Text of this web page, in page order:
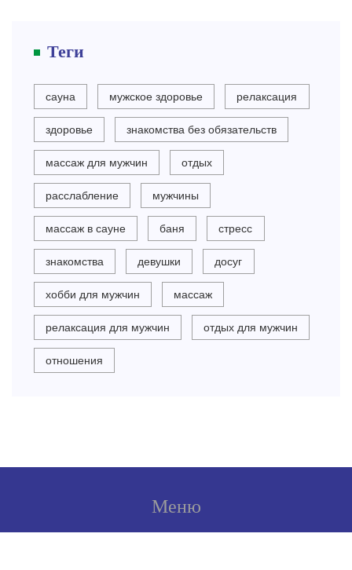
Теги
сауна мужское здоровье релаксация
здоровье знакомства без обязательств
массаж для мужчин отдых
расслабление мужчины
массаж в сауне баня стресс
знакомства девушки досуг
хобби для мужчин массаж
релаксация для мужчин отдых для мужчин
отношения
Меню
О нас